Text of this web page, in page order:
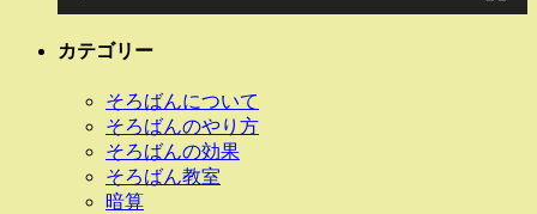
カテゴリー
そろばんについて
そろばんのやり方
そろばんの効果
そろばん教室
暗算